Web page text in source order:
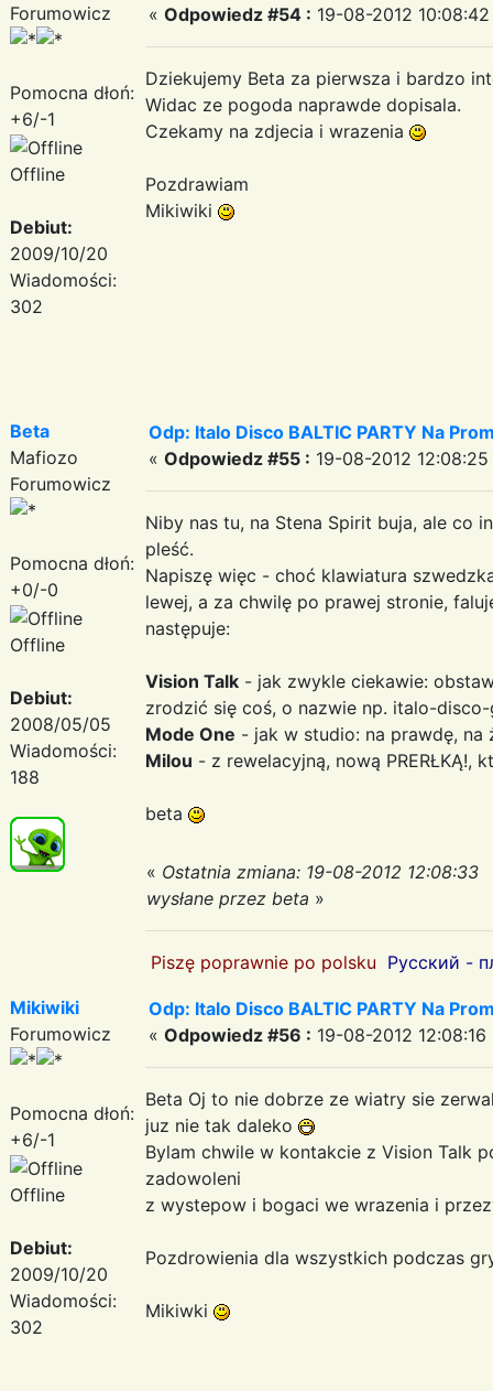
Forumowicz
Pomocna dłoń:
+6/-1
Offline
Debiut:
2009/10/20
Wiadomości:
302
« Odpowiedz #54 : 19-08-2012
Dziekujemy Beta za pierwsza i bardzo
Widac ze pogoda naprawde dopisala.
Czekamy na zdjecia i wrazenia
Pozdrawiam
Mikiwiki
Beta
Mafiozo
Forumowicz
Pomocna dłoń:
+0/-0
Offline
Debiut:
2008/05/05
Wiadomości:
188
Odp: Italo Disco BALTIC PARTY Na
« Odpowiedz #55 : 19-08-2012 12:08:25
Niby nas tu, na Stena Spirit buja, ale co
pleść.
Napiszę więc - choć klawiatura
lewej, a za chwilę po prawej stronie,
następuje:
Vision Talk - jak zwykle ciekawie:
zrodzić się coś, o nazwie np. italo-
Mode One - jak w studio: na prawdę, na
Milou - z rewelacyjną, nową PRERŁKĄ!,
beta
« Ostatnia zmiana: 19-08-2012 12:08:33
wysłane przez beta »
Piszę poprawnie po polsku Русский -
Mikiwiki
Forumowicz
Pomocna dłoń:
+6/-1
Offline
Debiut:
2009/10/20
Wiadomości:
302
Odp: Italo Disco BALTIC PARTY Na
« Odpowiedz #56 : 19-08-2012 12:08:16
Beta Oj to nie dobrze ze wiatry sie
juz nie tak daleko
Bylam chwile w kontakcie z Vision Talk
zadowoleni
z wystepow i bogaci we wrazenia i
Pozdrowienia dla wszystkich podczas
Mikiwki